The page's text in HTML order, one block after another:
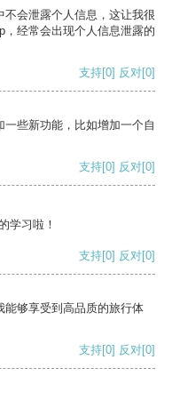
会泄露个人信息，这让我很
经常会出现个人信息泄露的
支持[0] 反对[0]
些新功能，比如增加一个自
支持[0] 反对[0]
学习啦！
支持[0] 反对[0]
能够享受到高品质的旅行体
支持[0] 反对[0]